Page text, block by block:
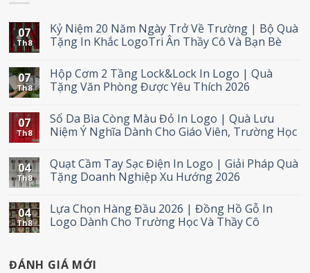
07
Th8
Kỷ Niệm 20 Năm Ngày Trở Về Trường | Bộ Quà
Tặng In Khắc LogoTri Ân Thầy Cô Và Bạn Bè
07
Th8
Hộp Cơm 2 Tầng Lock&Lock In Logo | Quà
Tặng Văn Phòng Được Yêu Thích 2026
07
Th8
Sổ Da Bìa Còng Màu Đỏ In Logo | Quà Lưu
Niệm Ý Nghĩa Dành Cho Giáo Viên, Trường Học
04
Th8
Quạt Cầm Tay Sạc Điện In Logo | Giải Pháp Quà
Tặng Doanh Nghiệp Xu Hướng 2026
04
Th8
Lựa Chọn Hàng Đầu 2026 | Đồng Hồ Gỗ In
Logo Dành Cho Trường Học Và Thầy Cô
ĐÁNH GIÁ MỚI